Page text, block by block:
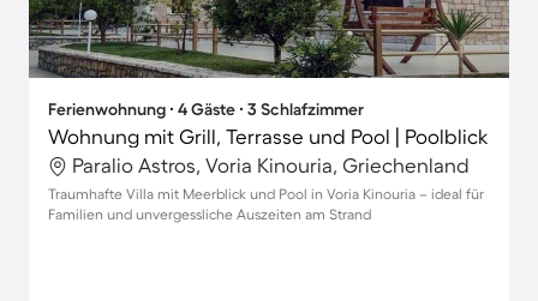
Ferienwohnung ∙ 4 Gäste ∙ 3 Schlafzimmer
Wohnung mit Grill, Terrasse und Pool | Poolblick
Paralio Astros, Voria Kinouria, Griechenland
Traumhafte Villa mit Meerblick und Pool in Voria Kinouria – ideal für
Familien und unvergessliche Auszeiten am Strand